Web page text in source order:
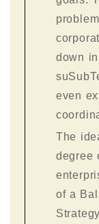
down
even
The
degree
of a